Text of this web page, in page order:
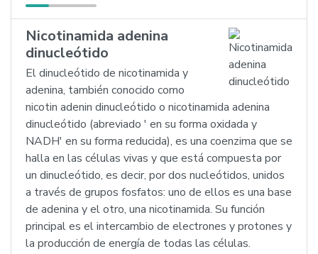
Nicotinamida adenina
dinucleótido
El dinucleótido de nicotinamida y
adenina, también conocido como
nicotin adenin dinucleótido o nicotinamida adenina
dinucleótido (abreviado ' en su forma oxidada y
NADH' en su forma reducida), es una coenzima que se
halla en las células vivas y que está compuesta por
un dinucleótido, es decir, por dos nucleótidos, unidos
a través de grupos fosfatos: uno de ellos es una base
de adenina y el otro, una nicotinamida. Su función
principal es el intercambio de electrones y protones y
la producción de energía de todas las células.